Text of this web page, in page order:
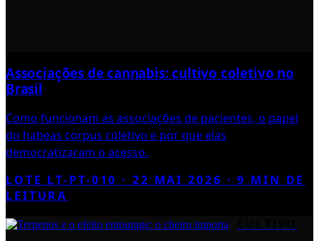
Associações de cannabis: cultivo coletivo no
Brasil
Como funcionam as associações de pacientes, o papel
do habeas corpus coletivo e por que elas
democratizaram o acesso.
LOTE LT-PT-010 · 22 MAI 2026 ·9 MIN DE
LEITURA